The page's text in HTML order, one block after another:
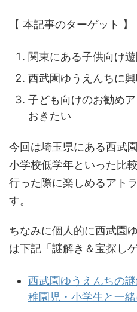
【 本記事のターゲット 】
関東にある子供向け
西武園ゆうえんちに
子ども向けのお勧め
おきたい
今回は埼玉県にある西武
小学校低学年といった比
行った際に楽しめるアト
す。
ちなみに個人的に西武園
は下記「謎解き＆宝探し
西武園ゆうえんちの
稚園児・小学生と一